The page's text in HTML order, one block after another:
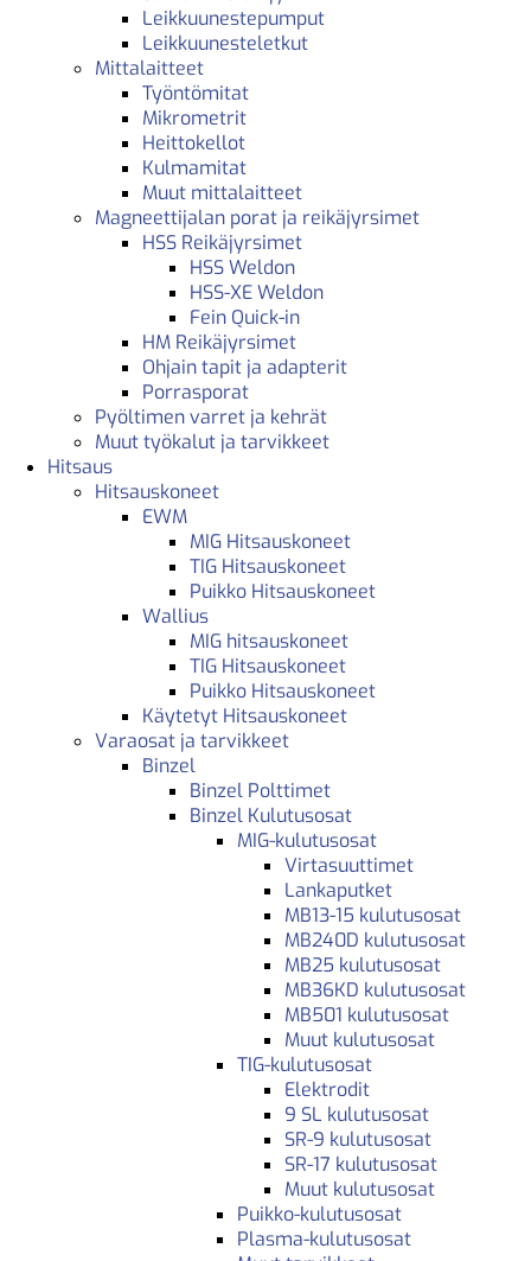
Leikkuunestepumput
Leikkuunesteletkut
Mittalaitteet
Työntömitat
Mikrometrit
Heittokellot
Kulmamitat
Muut mittalaitteet
Magneettijalan porat ja reikäjyrsimet
HSS Reikäjyrsimet
HSS Weldon
HSS-XE Weldon
Fein Quick-in
HM Reikäjyrsimet
Ohjain tapit ja adapterit
Porrasporat
Pyöltimen varret ja kehrät
Muut työkalut ja tarvikkeet
Hitsaus
Hitsauskoneet
EWM
MIG Hitsauskoneet
TIG Hitsauskoneet
Puikko Hitsauskoneet
Wallius
MIG hitsauskoneet
TIG Hitsauskoneet
Puikko Hitsauskoneet
Käytetyt Hitsauskoneet
Varaosat ja tarvikkeet
Binzel
Binzel Polttimet
Binzel Kulutusosat
MIG-kulutusosat
Virtasuuttimet
Lankaputket
MB13-15 kulutusosat
MB240D kulutusosat
MB25 kulutusosat
MB36KD kulutusosat
MB501 kulutusosat
Muut kulutusosat
TIG-kulutusosat
Elektrodit
9 SL kulutusosat
SR-9 kulutusosat
SR-17 kulutusosat
Muut kulutusosat
Puikko-kulutusosat
Plasma-kulutusosat